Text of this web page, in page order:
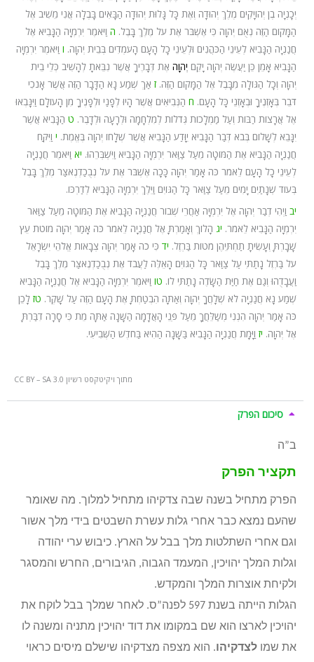
יְכָנְיָה בֶן יְהוֹיָקִים מֶלֶךְ יְהוּדָה וְאֶת כָּל גָּלוּת יְהוּדָה הַבָּאִים בָּבֶלָה אֲנִי מֵשִׁיב אֶל
הַמָּקוֹם הַזֶּה נְאֻם יְהוָה כִּי אֶשְׁבֹּר אֶת עֹל מֶלֶךְ בָּבֶל. ה וַיֹּאמֶר יִרְמְיָה הַנָּבִיא אֶל
חֲנַנְיָה הַנָּבִיא לְעֵינֵי הַכֹּהֲנִים וּלְעֵינֵי כָל הָעָם הָעֹמְדִים בְּבֵית יְהוָה. ו וַיֹּאמֶר יִרְמְיָה
הַנָּבִיא אָמֵן כֵּן יַעֲשֶׂה יְהוָה יָקֵם יְהוָה אֶת דְּבָרֶיךָ אֲשֶׁר נִבֵּאתָ לְהָשִׁיב כְּלֵי בֵית
יְהוָה וְכָל הַגּוֹלָה מִבָּבֶל אֶל הַמָּקוֹם הַזֶּה. ז אַךְ שְׁמַע נָא הַדָּבָר הַזֶּה אֲשֶׁר אָנֹכִי
דֹּבֵר בְּאָזְנֶיךָ וּבְאָזְנֵי כָּל הָעָם. ח הַנְּבִיאִים אֲשֶׁר הָיוּ לְפָנַי וּלְפָנֶיךָ מִן הָעוֹלָם וַיִּנָּבְאוּ
אֶל אֲרָצוֹת רַבּוֹת וְעַל מַמְלָכוֹת גְּדֹלוֹת לְמִלְחָמָה וּלְרָעָה וּלְדָבֶר. ט הַנָּבִיא אֲשֶׁר
יִנָּבֵא לְשָׁלוֹם בְּבֹא דְּבַר הַנָּבִיא יִוָּדַע הַנָּבִיא אֲשֶׁר שְׁלָחוֹ יְהוָה בֶּאֱמֶת. י וַיִּקַּח
חֲנַנְיָה הַנָּבִיא אֶת הַמּוֹטָה מֵעַל צַוַּאר יִרְמְיָה הַנָּבִיא וַיִּשְׁבְּרֵהוּ. יא וַיֹּאמֶר חֲנַנְיָה
לְעֵינֵי כָל הָעָם לֵאמֹר כֹּה אָמַר יְהוָה כָּכָה אֶשְׁבֹּר אֶת עֹל נְבֻכַדְנֶאצַּר מֶלֶךְ בָּבֶל
בְּעוֹד שְׁנָתַיִם יָמִים מֵעַל צַוַּאר כָּל הַגּוֹיִם וַיֵּלֶךְ יִרְמְיָה הַנָּבִיא לְדַרְכּוֹ.
יב וַיְהִי דְבַר יְהוָה אֶל יִרְמְיָה אַחֲרֵי שְׁבוֹר חֲנַנְיָה הַנָּבִיא אֶת הַמּוֹטָה מֵעַל צַוַּאר
יִרְמְיָה הַנָּבִיא לֵאמֹר. יג הָלוֹךְ וְאָמַרְתָּ אֶל חֲנַנְיָה לֵאמֹר כֹּה אָמַר יְהוָה מוֹטֹת עֵץ
שָׁבָרְתָּ וְעָשִׂיתָ תַחְתֵּיהֶן מֹטוֹת בַּרְזֶל. יד כִּי כֹה אָמַר יְהוָה צְבָאוֹת אֱלֹהֵי יִשְׂרָאֵל
עֹל בַּרְזֶל נָתַתִּי עַל צַוַּאר כָּל הַגּוֹיִם הָאֵלֶּה לַעֲבֹד אֶת נְבֻכַדְנֶאצַּר מֶלֶךְ בָּבֶל
וַעֲבָדֻהוּ וְגַם אֶת חַיַּת הַשָּׂדֶה נָתַתִּי לוֹ. טו וַיֹּאמֶר יִרְמְיָה הַנָּבִיא אֶל חֲנַנְיָה הַנָּבִיא
שְׁמַע נָא חֲנַנְיָה לֹא שְׁלָחֲךָ יְהוָה וְאַתָּה הִבְטַחְתָּ אֶת הָעָם הַזֶּה עַל שָׁקֶר. טז לָכֵן
כֹּה אָמַר יְהוָה הִנְנִי מְשַׁלֵּחֲךָ מֵעַל פְּנֵי הָאֲדָמָה הַשָּׁנָה אַתָּה מֵת כִּי סָרָה דִבַּרְתָּ
אֶל יְהוָה. יז וַיָּמָת חֲנַנְיָה הַנָּבִיא בַּשָּׁנָה הַהִיא בַּחֹדֶשׁ הַשְּׁבִיעִי.
מתוך ויקיטקסט רשיון CC BY – SA 3.0
סיכום הפרק
ב”ה
תקציר הפרק
הפרק מתחיל בשנה שבה צדקיהו מתחיל למלוך. מה שאומר
שהעם נמצא כבר אחרי גלות עשרת השבטים בידי מלך אשור
וגם אחרי השתלטות מלך בבל על הארץ. כיבוש ערי יהודה
וגלות המלך יהויכין, המעמד הגבוה, הגיבורים, החרש והמסגר
ולקיחת אוצרות המלך והמקדש.
הגלות הייתה בשנת 597 לפנה”ס. לאחר שמלך בבל לוקח את
יהויכין לארצו הוא שם במקומו את דוד יהויכין מתניה ומשנה לו
את שמו לצדקיהו . הוא מצפה מצדקיהו שישלם מיסים כראוי